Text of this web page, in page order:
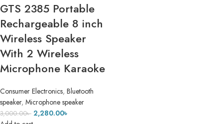
GTS 2385 Portable
Rechargeable 8 inch
Wireless Speaker
With 2 Wireless
Microphone Karaoke
Consumer Electronics, Bluetooth
speaker, Microphone speaker
3,000.00৳ 2,280.00৳